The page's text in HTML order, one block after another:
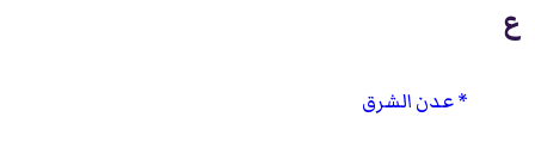
ع
عدن الشرق